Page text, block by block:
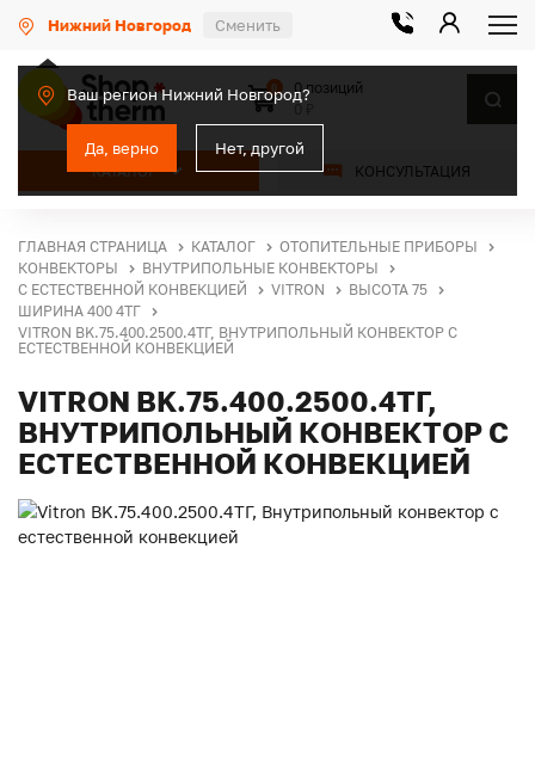
Нижний Новгород Сменить
Ваш регион Нижний Новгород?
Да, верно Нет, другой
КАТАЛОГ КОНСУЛЬТАЦИЯ
0
0 позиций
ГЛАВНАЯ СТРАНИЦА КАТАЛОГ
ОТОПИТЕЛЬНЫЕ ПРИБОРЫ
КОНВЕКТОРЫ
ВНУТРИПОЛЬНЫЕ КОНВЕКТОРЫ
С ЕСТЕСТВЕННОЙ КОНВЕКЦИЕЙ
VITRON
ВЫСОТА 75
ШИРИНА 400 4ТГ
VITRON BK.75.400.2500.4ТГ, ВНУТРИПОЛЬНЫЙ КОНВЕКТОР С
ЕСТЕСТВЕННОЙ КОНВЕКЦИЕЙ
VITRON BK.75.400.2500.4ТГ,
ВНУТРИПОЛЬНЫЙ КОНВЕКТОР С
ЕСТЕСТВЕННОЙ КОНВЕКЦИЕЙ